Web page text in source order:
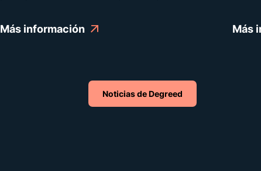
aprender en el trabajo. Los empleados se quedan
Más información
que
Más
Noticias de Degreed